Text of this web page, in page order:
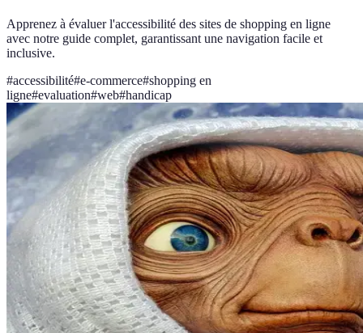
Apprenez à évaluer l'accessibilité des sites de shopping en ligne
avec notre guide complet, garantissant une navigation facile et
inclusive.
#accessibilité#e-commerce#shopping en
ligne#evaluation#web#handicap